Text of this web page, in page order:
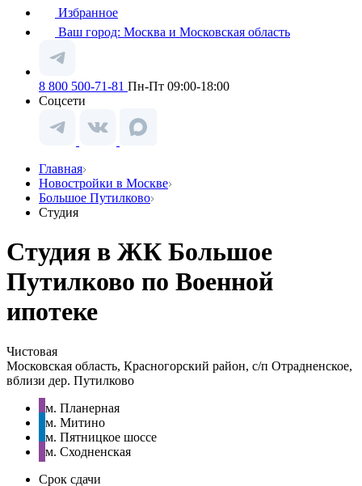
Избранное
Ваш город: Москва и Московская область
8 800 500-71-81 Пн-Пт 09:00-18:00
Соцсети
Главная
Новостройки в Москве
Большое Путилково
Студия
Студия в ЖК Большое
Путилково по Военной
ипотеке
Чистовая
Московская область, Красногорский район, с/п Отрадненское,
вблизи дер. Путилково
м. Планерная
м. Митино
м. Пятницкое шоссе
м. Сходненская
Срок сдачи